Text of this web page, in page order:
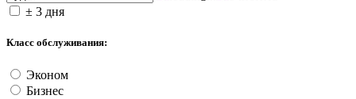
± 3 дня
Класс обслуживания:
Эконом
Бизнес